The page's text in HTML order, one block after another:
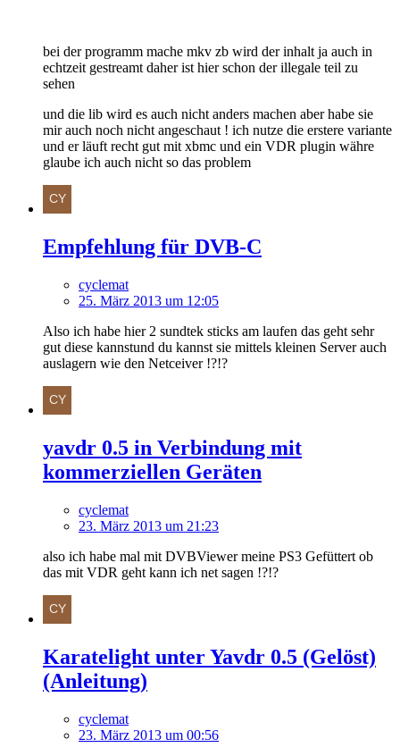
bei der programm mache mkv zb wird der inhalt ja auch in
echtzeit gestreamt daher ist hier schon der illegale teil zu
sehen
und die lib wird es auch nicht anders machen aber habe sie
mir auch noch nicht angeschaut ! ich nutze die erstere variante
und er läuft recht gut mit xbmc und ein VDR plugin währe
glaube ich auch nicht so das problem
Empfehlung für DVB-C
cyclemat
25. März 2013 um 12:05
Also ich habe hier 2 sundtek sticks am laufen das geht sehr
gut diese kannstund du kannst sie mittels kleinen Server auch
auslagern wie den Netceiver !?!?
yavdr 0.5 in Verbindung mit
kommerziellen Geräten
cyclemat
23. März 2013 um 21:23
also ich habe mal mit DVBViewer meine PS3 Gefüttert ob
das mit VDR geht kann ich net sagen !?!?
Karatelight unter Yavdr 0.5 (Gelöst)
(Anleitung)
cyclemat
23. März 2013 um 00:56